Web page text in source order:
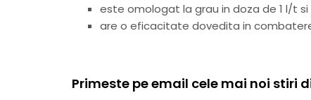
este omologat la grau in doza de 1 l/t si
are o eficacitate dovedita in
Primeste pe email cele mai noi stiri